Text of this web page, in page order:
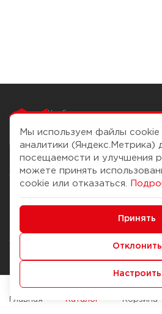
Чтобы вам легко
О компании
История Компании
Журнал
Наши марки
Брендирование
Мы используем файлы cookie
аналитики (Яндекс.Метрика)
посещаемости и улучшения
можете принять
cookie или отказаться.
Принять
Отклонить
Настроить
Главная Каталог Корзина